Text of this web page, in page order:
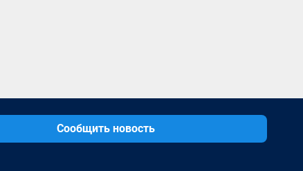
Сообщить новость